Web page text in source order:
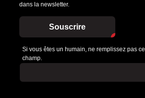
dans la newsletter.
Souscrire
Si vous êtes un humain, ne remplissez pas ce
champ.